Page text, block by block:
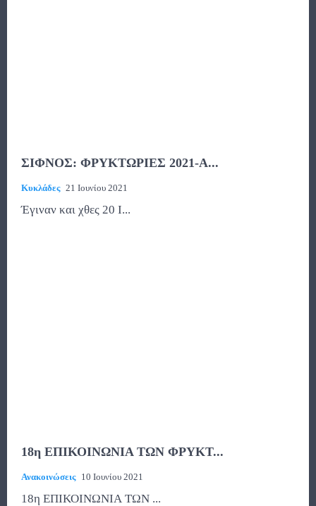
ΣΙΦΝΟΣ: ΦΡΥΚΤΩΡΙΕΣ 2021-Α...
Κυκλάδες 21 Ιουνίου 2021
Έγιναν και χθες 20 Ι...
18η ΕΠΙΚΟΙΝΩΝΙΑ ΤΩΝ ΦΡΥΚΤ...
Ανακοινώσεις 10 Ιουνίου 2021
18η ΕΠΙΚΟΙΝΩΝΙΑ ΤΩΝ ...